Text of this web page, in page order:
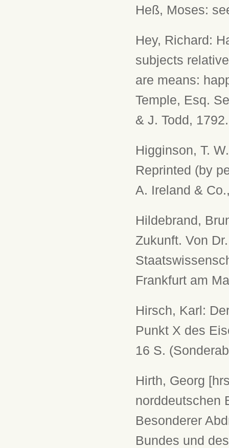
Heß, Moses:
Hey, Richard:
subjects
are means:
Temple, Esq.
& J. Todd,
Higginson, T.
Reprinted (by
A. Ireland &
Hildebrand,
Zukunft. Von
Frankfurt am
Hirsch, Karl:
Punkt X des
16 S.
Hirth, Georg
norddeutschen
Besonderer
Bundes und